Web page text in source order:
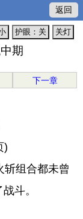
返回
关灯
护眼：关
期
下一章
)
组合都未曾
斗。